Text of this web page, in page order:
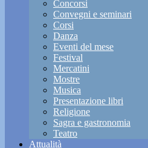
Concorsi
Convegni e seminari
Corsi
Danza
Eventi del mese
Festival
Mercatini
Mostre
Musica
Presentazione libri
Religione
Sagra e gastronomia
Teatro
Attualità